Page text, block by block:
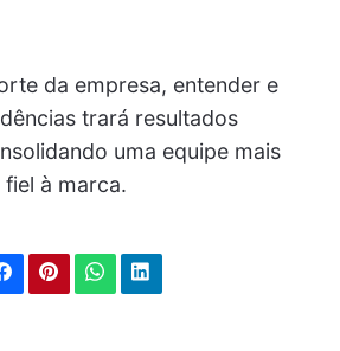
da empresa, entender e
trará resultados
uma equipe mais
à marca.